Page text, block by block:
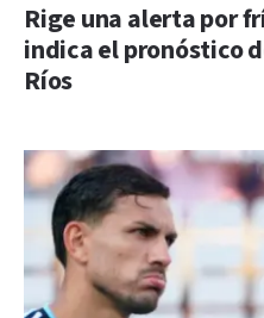
Rige una alerta por
indica el pronóstico
Ríos